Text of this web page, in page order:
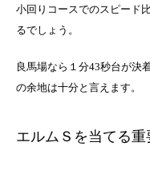
小回りコースでのスピード
るでしょう。
良馬場なら１分43秒台が決
の余地は十分と言えます。
エルムＳを当てる重